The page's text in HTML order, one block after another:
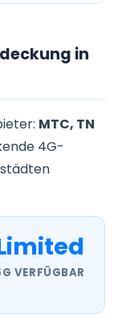
in
MTC, TN
4G-
VERFÜGBAR